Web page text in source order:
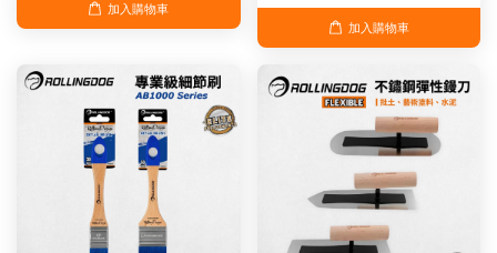
加入購物車
加入購物車